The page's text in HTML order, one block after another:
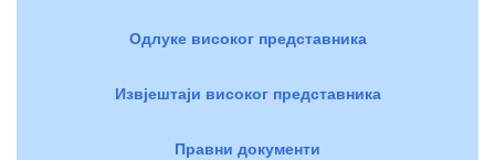
Одлуке високог представника
Извјештаји високог представника
Правни документи